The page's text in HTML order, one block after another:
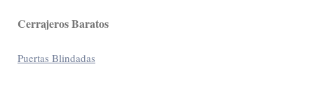
Cerrajeros Baratos
Puertas Blindadas